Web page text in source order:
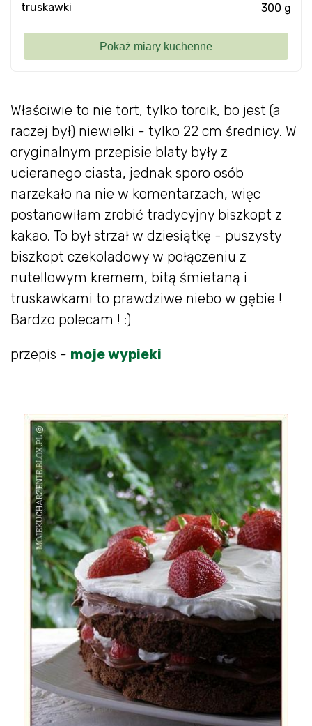
Właściwie to nie tort, tylko torcik, bo jest (a
raczej był) niewielki - tylko 22 cm średnicy. W
oryginalnym przepisie blaty były z
ucieranego ciasta, jednak sporo osób
narzekało na nie w komentarzach, więc
postanowiłam zrobić tradycyjny biszkopt z
kakao. To był strzał w dziesiątkę - puszysty
biszkopt czekoladowy w połączeniu z
nutellowym kremem, bitą śmietaną i
truskawkami to prawdziwe niebo w gębie !
Bardzo polecam ! :)
przepis - moje wypieki
truskawki 300 g